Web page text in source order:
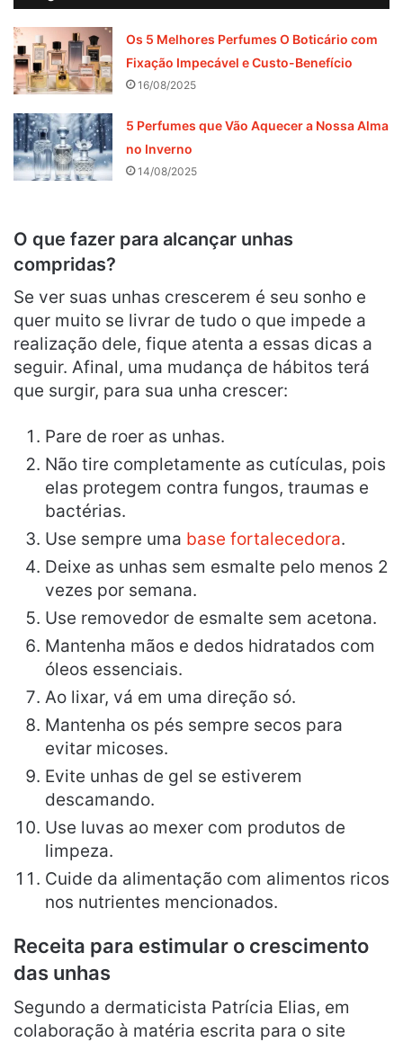
Os 5 Melhores Perfumes O Boticário com
Fixação Impecável e Custo-Benefício
16/08/2025
5 Perfumes que Vão Aquecer a Nossa Alma
no Inverno
14/08/2025
O que fazer para alcançar unhas
compridas?
Se ver suas unhas crescerem é seu sonho e
quer muito se livrar de tudo o que impede a
realização dele, fique atenta a essas dicas a
seguir. Afinal, uma mudança de hábitos terá
que surgir, para sua unha crescer:
Pare de roer as unhas.
Não tire completamente as cutículas, pois
elas protegem contra fungos, traumas e
bactérias.
Use sempre uma base fortalecedora.
Deixe as unhas sem esmalte pelo menos 2
vezes por semana.
Use removedor de esmalte sem acetona.
Mantenha mãos e dedos hidratados com
óleos essenciais.
Ao lixar, vá em uma direção só.
Mantenha os pés sempre secos para
evitar micoses.
Evite unhas de gel se estiverem
descamando.
Use luvas ao mexer com produtos de
limpeza.
Cuide da alimentação com alimentos ricos
nos nutrientes mencionados.
Receita para estimular o crescimento
das unhas
Segundo a dermaticista Patrícia Elias, em
colaboração à matéria escrita para o site